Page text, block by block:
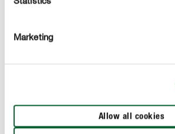
Marketing
Allow all cookies